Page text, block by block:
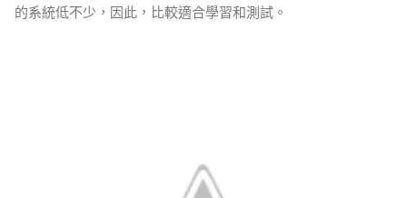
的系統低不少，因此，比較適合學習和測試。